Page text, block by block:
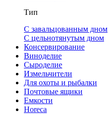
Тип
С завальцованным дном
С цельнотянутым дном
Консервирование
Виноделие
Сыроделие
Измельчители
Для охоты и рыбалки
Почтовые ящики
Емкости
Horeca